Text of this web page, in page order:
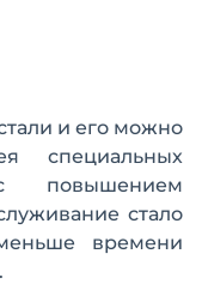
и его можно
специальных
повышением
стало
меньше времени